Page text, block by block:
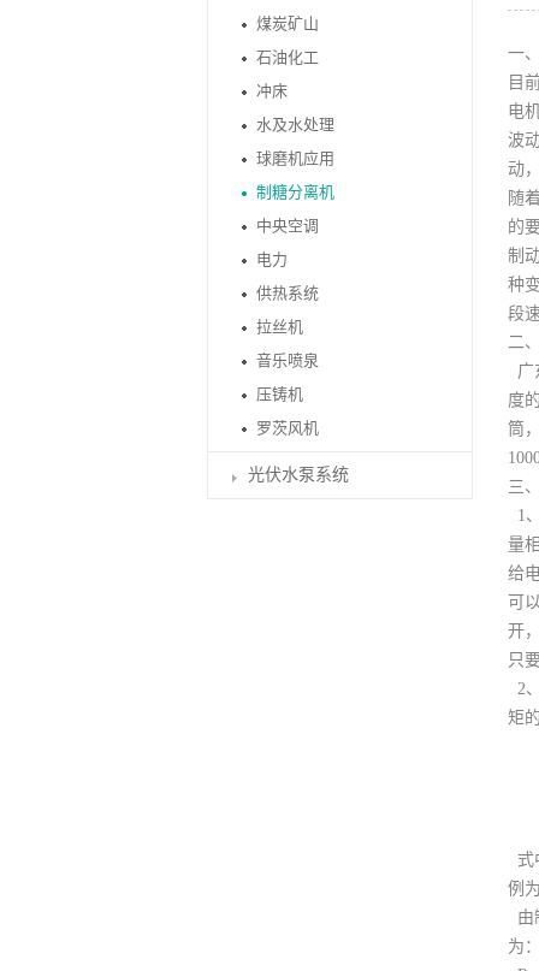
煤炭矿山
石油化工
冲床
水及水处理
球磨机应用
制糖分离机
中央空调
电力
供热系统
拉丝机
音乐喷泉
压铸机
罗茨风机
光伏水泵系统
一
目
电
波
动
随
的
制
种
段
二
广
度
筒
三
1
量
给
可
开
只
2
矩
式
例
由
为：